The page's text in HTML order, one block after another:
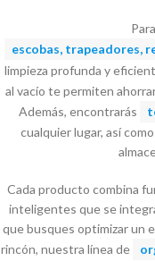
escobas, trapeadores,
limpieza profunda y
al vacío te permiten
Además, encontrarás
cualquier lugar, así
Cada producto combina
inteligentes que se
que busques optimizar un
rincón, nuestra línea de